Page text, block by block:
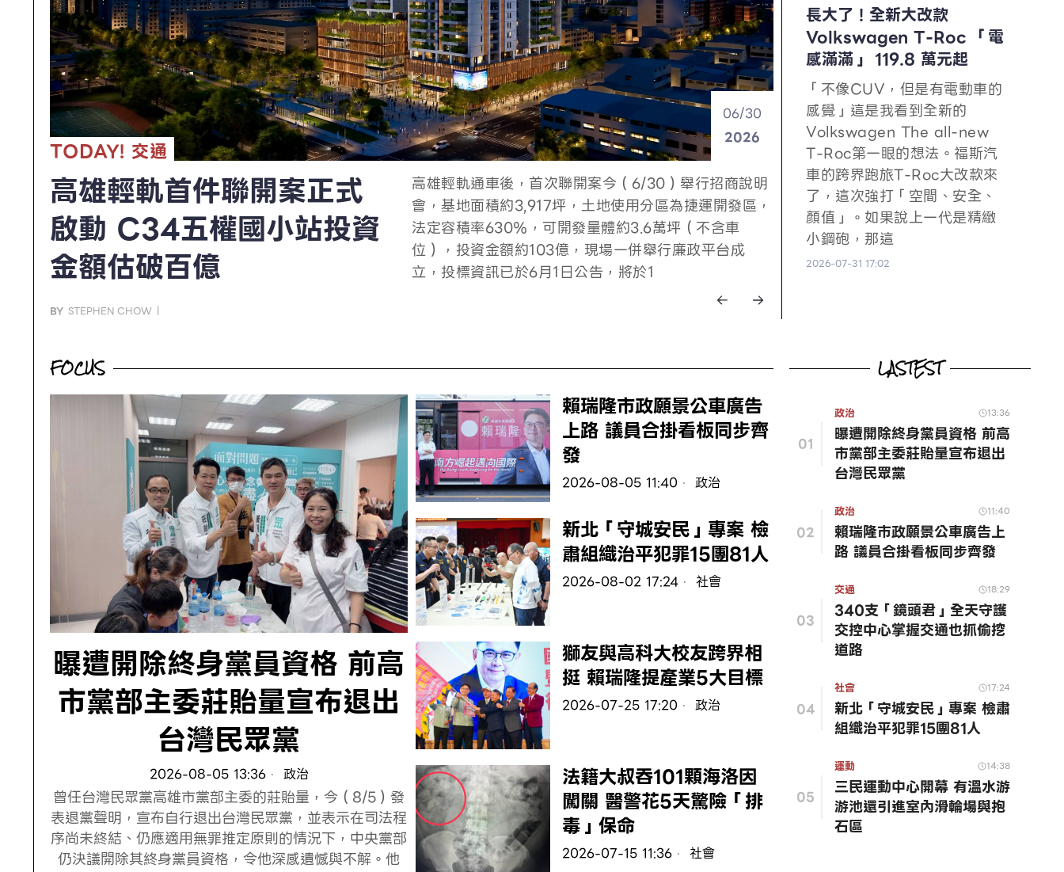
TODAY! 消費
04/28
2026
不只豪華舒適！全新
Lexus ES霸氣登場 五米
旗艦操控也出色
長期以來，Lexus ES 系列以其日式的精緻豪華、靜謐
舒適的乘坐感，備受消費者喜愛。然而，隨著今日（28
日）全新大改款 ES 在台正式發表，這部品牌代表性的
經典車款展現了令人驚豔的「性格轉變」，打破了過去
消費者對其「純粹舒適」的既定印象
TODAY! 交通
06/30
2026
高雄輕軌首件聯開案正式
啟動 C34五權國小站投資
金額估破百億
高雄輕軌通車後，首次聯開案今（6/30）舉行招商說明
會，基地面積約3,917坪，土地使用分區為捷運開發區，
法定容積率630％，可開發量體約3.6萬坪（不含車
位），投資金額約103億，現場一併舉行廉政平台成
立，投標資訊已於6月1日公告，將於1
TODAY! 藝文
05/28
2026
普契尼傳世經典代表歌劇
《波希米亞人》6/26衛武
營歌劇院
BY FANG YA ZHU |
高雄春天藝術節自製歌劇自2015《魔笛》、2016《茶
花女》、2017《卡門》、2018《波希米亞人》、
2022《蝴蝶夫人》、2023《愛情靈藥》、2024《托
斯卡》、2025《弄臣》年年深獲好評；高雄春天藝術節
仍持續以「製作屬於高雄自己的
TODAY! 消費
05/27
2026
不只是「休旅」！Alfa
Romeo Junior 為CUV
注入「義式熱血」靈魂
BY 黃 志豪 |
在休旅車當道，節能與電動車成為發展趨勢的現代車
壇，很多車廠在設計上變得越來越理性、甚至有些「無
趣」。但來自義大利的 Alfa Romeo 不想隨波逐流。面
TODAY! 政治
05/12
2026
南方崛起 邁向國際！賴瑞
隆發表第四棒的挑戰 公佈
選戰主視覺
BY FANG YA ZHU |
民進黨高雄市長參選人、立委賴瑞隆今（5/12）日召開
「南方崛起，邁向國際」記者會，正式發表「第四棒的
挑戰」，公布競選主軸與全新主視覺，並提出下一階段
TODAY! 消費
04/28
2026
不只豪華舒適！全新
Lexus ES霸氣登場 五米
旗艦操控也出色
BY 黃 志豪 |
長期以來，Lexus ES 系列以其日式的精緻豪華、靜謐
舒適的乘坐感，備受消費者喜愛。然而，隨著今日（28
日）全新大改款 ES 在台正式發表，這部品牌代表性的
TODAY! 交通
06/30
2026
高雄輕軌首件聯開案正式
啟動 C34五權國小站投資
金額估破百億
BY STEPHEN CHOW |
高雄輕軌通車後，首次聯開案今（6/30）舉行招商說明
會，基地面積約3,917坪，土地使用分區為捷運開發區，
法定容積率630％，可開發量體約3.6萬坪（不含車
長大了！全新大改款
Volkswagen T-Roc 「電
感滿滿」 119.8 萬元起
「不像CUV，但是有電動車的
感覺」這是我看到全新的
Volkswagen The all-new
T-Roc第一眼的想法。福斯汽
車的跨界跑旅T-Roc大改款來
了，這次強打「空間、安全、
顏值」。如果說上一代是精緻
小鋼砲，那這
2026-07-31 17:02
FOCUS LASTEST
曝遭開除終身黨員資格 前高
市黨部主委莊貽量宣布退出
台灣民眾黨
2026-08-05 13:36 政治
曾任台灣民眾黨高雄市黨部主委的莊貽量，今（8/5）發
表退黨聲明，宣布自行退出台灣民眾黨，並表示在司法程
序尚未終結、仍應適用無罪推定原則的情況下，中央黨部
仍決議開除其終身黨員資格，令他深感遺憾與不解。他
賴瑞隆市政願景公車廣告
上路 議員合掛看板同步齊
發
2026-08-05 11:40 政治
新北「守城安民」專案 檢
肅組織治平犯罪15團81人
2026-08-02 17:24 社會
獅友與高科大校友跨界相
挺 賴瑞隆提產業5大目標
2026-07-25 17:20 政治
法籍大叔吞101顆海洛因
闖關 醫警花5天驚險「排
毒」保命
2026-07-15 11:36 社會
01
政治 13:36
曝遭開除終身黨員資格 前高
市黨部主委莊貽量宣布退出
台灣民眾黨
02
政治 11:40
賴瑞隆市政願景公車廣告上
路 議員合掛看板同步齊發
03
交通 18:29
340支「鏡頭君」全天守護
交控中心掌握交通也抓偷挖
道路
04
社會 17:24
新北「守城安民」專案 檢肅
組織治平犯罪15團81人
05
運動 14:38
三民運動中心開幕 有溫水游
游池還引進室內滑輪場與抱
石區